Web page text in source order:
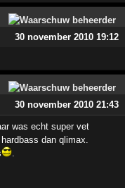
30 november 2010 19:12
30 november 2010 21:43
was echt super vet
dan qlimax.
.